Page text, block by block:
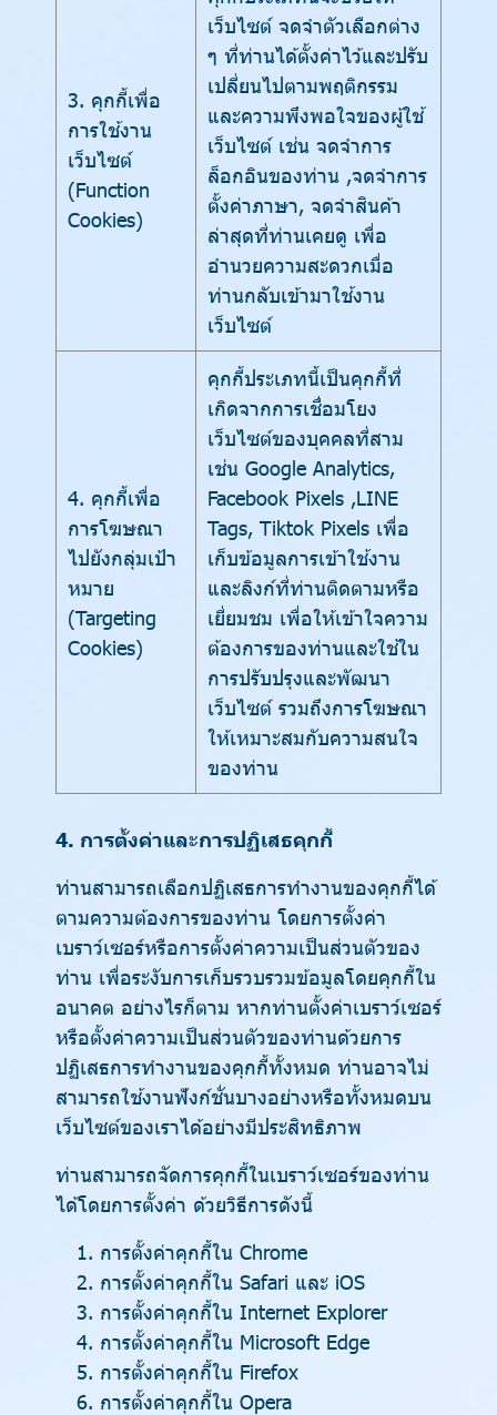
3. คุกกี้เพื่อ
การใช้งาน
เว็บไซต์
(Function
Cookies)
เว็บไซต์ จดจำตัวเลือกต่าง
ๆ ที่ท่านได้ตั้งค่าไว้และปรับ
เปลี่ยนไปตามพฤติกรรม
และความพึงพอใจของผู้ใช้
เว็บไซต์ เช่น จดจำการ
ล็อกอินของท่าน ,จดจำการ
ตั้งค่าภาษา, จดจำสินค้า
ล่าสุดที่ท่านเคยดู เพื่อ
อำนวยความสะดวกเมื่อ
ท่านกลับเข้ามาใช้งาน
เว็บไซต์
4. คุกกี้เพื่อ
การโฆษณา
ไปยังกลุ่มเป้า
หมาย
(Targeting
Cookies)
คุกกี้ประเภทนี้เป็นคุกกี้ที่
เกิดจากการเชื่อมโยง
เว็บไซต์ของบุคคลที่สาม
เช่น Google Analytics,
Facebook Pixels ,LINE
Tags, Tiktok Pixels เพื่อ
เก็บข้อมูลการเข้าใช้งาน
และลิงก์ที่ท่านติดตามหรือ
เยี่ยมชม เพื่อให้เข้าใจความ
ต้องการของท่านและใช้ใน
การปรับปรุงและพัฒนา
เว็บไซต์ รวมถึงการโฆษณา
ให้เหมาะสมกับความสนใจ
ของท่าน
4. การตั้งค่าและการปฏิเสธคุกกี้
ท่านสามารถเลือกปฏิเสธการทำงานของคุกกี้ได้
ตามความต้องการของท่าน โดยการตั้งค่า
เบราว์เซอร์หรือการตั้งค่าความเป็นส่วนตัวของ
ท่าน เพื่อระงับการเก็บรวบรวมข้อมูลโดยคุกกี้ใน
อนาคต อย่างไรก็ตาม หากท่านตั้งค่าเบราว์เซอร์
หรือตั้งค่าความเป็นส่วนตัวของท่านด้วยการ
ปฏิเสธการทำงานของคุกกี้ทั้งหมด ท่านอาจไม่
สามารถใช้งานฟังก์ชั่นบางอย่างหรือทั้งหมดบน
เว็บไซต์ของเราได้อย่างมีประสิทธิภาพ
ท่านสามารถจัดการคุกกี้ในเบราว์เซอร์ของท่าน
ได้โดยการตั้งค่า ด้วยวิธีการดังนี้
การตั้งค่าคุกกี้ใน Chrome
การตั้งค่าคุกกี้ใน Safari และ iOS
การตั้งค่าคุกกี้ใน Internet Explorer
การตั้งค่าคุกกี้ใน Microsoft Edge
การตั้งค่าคุกกี้ใน Firefox
การตั้งค่าคุกกี้ใน Opera